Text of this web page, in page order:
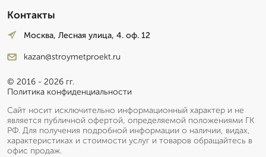
Контакты
Москва, Лесная улица, 4. оф. 12
kazan@stroymetproekt.ru
© 2016 - 2026 гг.
Политика конфиденциальности
Сайт носит исключительно информационный характер и не
является публичной офертой, определяемой положениями ГК
РФ. Для получения подробной информации о наличии, видах,
характеристиках и стоимости услуг и товаров обращайтесь в
офис продаж.